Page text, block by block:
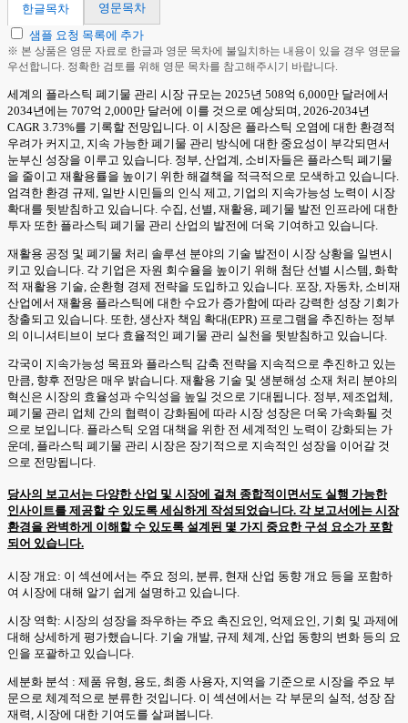
한글목차
영문목차
샘플 요청 목록에 추가
※ 본 상품은 영문 자료로 한글과 영문 목차에 불일치하는 내용이 있을 경우 영문을
우선합니다. 정확한 검토를 위해 영문 목차를 참고해주시기 바랍니다.
세계의 플라스틱 폐기물 관리 시장 규모는 2025년 508억 6,000만 달러에서
2034년에는 707억 2,000만 달러에 이를 것으로 예상되며, 2026-2034년
CAGR 3.73%를 기록할 전망입니다. 이 시장은 플라스틱 오염에 대한 환경적
우려가 커지고, 지속 가능한 폐기물 관리 방식에 대한 중요성이 부각되면서
눈부신 성장을 이루고 있습니다. 정부, 산업계, 소비자들은 플라스틱 폐기물
을 줄이고 재활용률을 높이기 위한 해결책을 적극적으로 모색하고 있습니다.
엄격한 환경 규제, 일반 시민들의 인식 제고, 기업의 지속가능성 노력이 시장
확대를 뒷받침하고 있습니다. 수집, 선별, 재활용, 폐기물 발전 인프라에 대한
투자 또한 플라스틱 폐기물 관리 산업의 발전에 더욱 기여하고 있습니다.
재활용 공정 및 폐기물 처리 솔루션 분야의 기술 발전이 시장 상황을 일변시
키고 있습니다. 각 기업은 자원 회수율을 높이기 위해 첨단 선별 시스템, 화학
적 재활용 기술, 순환형 경제 전략을 도입하고 있습니다. 포장, 자동차, 소비재
산업에서 재활용 플라스틱에 대한 수요가 증가함에 따라 강력한 성장 기회가
창출되고 있습니다. 또한, 생산자 책임 확대(EPR) 프로그램을 추진하는 정부
의 이니셔티브이 보다 효율적인 폐기물 관리 실천을 뒷받침하고 있습니다.
각국이 지속가능성 목표와 플라스틱 감축 전략을 지속적으로 추진하고 있는
만큼, 향후 전망은 매우 밝습니다. 재활용 기술 및 생분해성 소재 처리 분야의
혁신은 시장의 효율성과 수익성을 높일 것으로 기대됩니다. 정부, 제조업체,
폐기물 관리 업체 간의 협력이 강화됨에 따라 시장 성장은 더욱 가속화될 것
으로 보입니다. 플라스틱 오염 대책을 위한 전 세계적인 노력이 강화되는 가
운데, 플라스틱 폐기물 관리 시장은 장기적으로 지속적인 성장을 이어갈 것
으로 전망됩니다.
당사의 보고서는 다양한 산업 및 시장에 걸쳐 종합적이면서도 실행 가능한
인사이트를 제공할 수 있도록 세심하게 작성되었습니다. 각 보고서에는 시장
환경을 완벽하게 이해할 수 있도록 설계된 몇 가지 중요한 구성 요소가 포함
되어 있습니다.
시장 개요: 이 섹션에서는 주요 정의, 분류, 현재 산업 동향 개요 등을 포함하
여 시장에 대해 알기 쉽게 설명하고 있습니다.
시장 역학: 시장의 성장을 좌우하는 주요 촉진요인, 억제요인, 기회 및 과제에
대해 상세하게 평가했습니다. 기술 개발, 규제 체계, 산업 동향의 변화 등의 요
인을 포괄하고 있습니다.
세분화 분석 : 제품 유형, 용도, 최종 사용자, 지역을 기준으로 시장을 주요 부
문으로 체계적으로 분류한 것입니다. 이 섹션에서는 각 부문의 실적, 성장 잠
재력, 시장에 대한 기여도를 살펴봅니다.